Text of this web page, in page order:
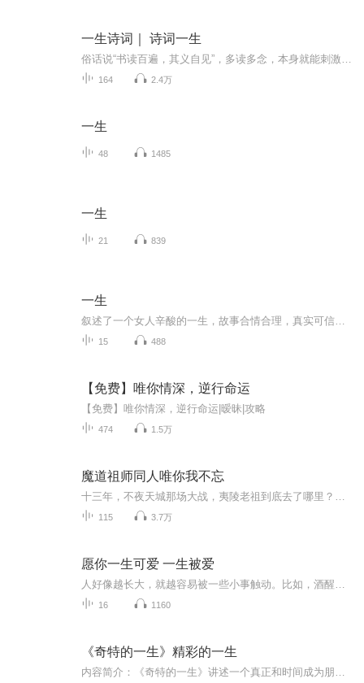
一生诗词｜ 诗词一生
164 2.4万
一生
48 1485
一生
21 839
一生
15 488
【免费】唯你情深，逆行命运
【免费】唯你情深，逆行命运|暧昧|攻略
474 1.5万
魔道祖师同人唯你我不忘
115 3.7万
愿你一生可爱 一生被爱
16 1160
《奇特的一生》精彩的一生